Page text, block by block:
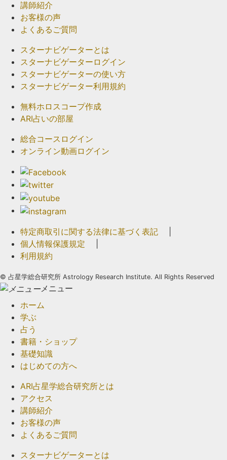
講師紹介
お客様の声
よくあるご質問
スターナビゲーターとは
スターナビゲーターログイン
スターナビゲーターの使い方
スターナビゲーター利用規約
無料ホロスコープ作成
ARI占いの部屋
総合コースログイン
オンライン動画ログイン
特定商取引に関する法律に基づく表記
個人情報保護規定
利用規約
© 占星学総合研究所 Astrology Research Institute. All Rights Reserved
メニュー
ホーム
学ぶ
占う
書籍・ショップ
基礎知識
はじめての方へ
ARI占星学総合研究所とは
アクセス
講師紹介
お客様の声
よくあるご質問
スターナビゲーターとは